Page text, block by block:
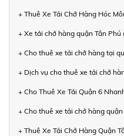
+ Thuê Xe Tải Chở Hàng Hóc
+ Xe tải chở hàng quận Tân
+ Cho thuê xe tải chở hàng tại
+ Dịch vụ cho thuê xe tải chở
+ Cho Thuê Xe Tải Quận 6
+ Cho thuê xe tải chở hàng
+ Thuê Xe Tải Chở Hàng Quận